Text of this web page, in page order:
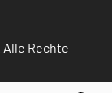
Rechte